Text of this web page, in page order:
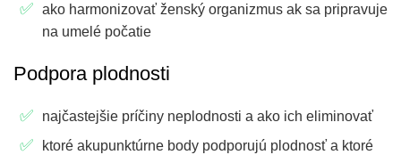
ako harmonizovať ženský organizmus ak sa pripravuje
na umelé počatie
Podpora plodnosti
najčastejšie príčiny neplodnosti a ako ich eliminovať
ktoré akupunktúrne body podporujú plodnosť a ktoré